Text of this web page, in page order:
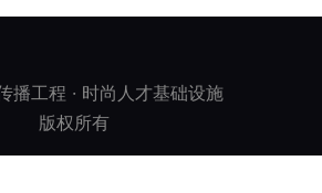
播工程 · 时尚人才基础设施
版权所有